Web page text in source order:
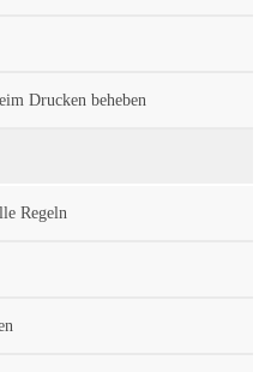
Drucken beheben
Regeln